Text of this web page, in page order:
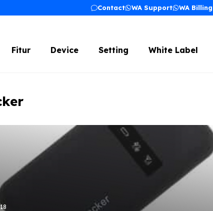
Contact WA Support WA Billing
Fitur Device Setting White Label